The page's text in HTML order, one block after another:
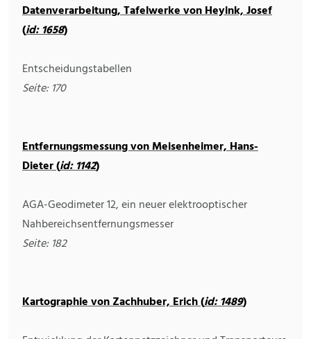
Datenverarbeitung, Tafelwerke von Heyink, Josef
(id: 1658)
Entscheidungstabellen
Seite: 170
Entfernungsmessung von Meisenheimer, Hans-
Dieter (id: 1142)
AGA-Geodimeter 12, ein neuer elektrooptischer
Nahbereichsentfernungsmesser
Seite: 182
Kartographie von Zachhuber, Erich (id: 1489)